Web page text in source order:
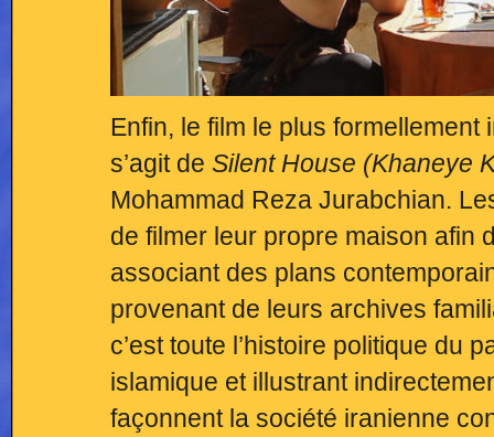
Enfin, le film le plus formellement
s’agit de Silent House (Khaneye
Mohammad Reza Jurabchian.
de filmer leur propre maison afin
associant des plans
provenant de leurs archives
c’est toute l’histoire politique du
islamique et illustrant
façonnent la société iranienne